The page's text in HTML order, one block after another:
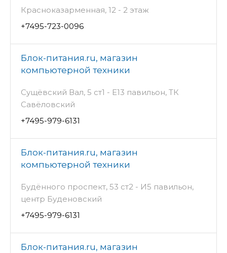
Красноказарменная, 12 - 2 этаж
+7495-723-0096
Блок-питания.ru, магазин
компьютерной техники
Сущёвский Вал, 5 ст1 - Е13 павильон, ТК
Савёловский
+7495-979-6131
Блок-питания.ru, магазин
компьютерной техники
Будённого проспект, 53 ст2 - И5 павильон,
центр Буденовский
+7495-979-6131
Блок-питания.ru, магазин